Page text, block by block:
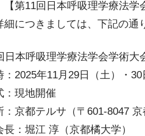
【第11回日本呼吸理学療法学
細につきましては、下記の通
日本呼吸理学療法学会学術大
：2025年11月29日（土）・30
：現地開催
：京都テルサ（〒601-8047
長：堀江 淳（京都橘大学）